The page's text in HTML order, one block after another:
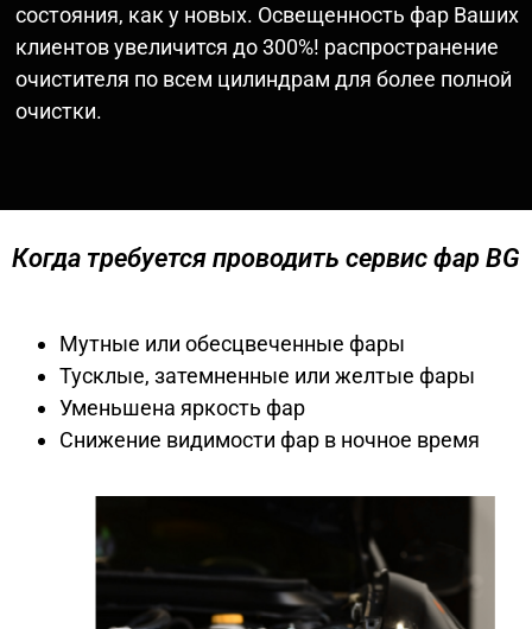
состояния, как у новых. Освещенность фар Ваших
клиентов увеличится до 300%! распространение
очистителя по всем цилиндрам для более полной
очистки.
Когда требуется проводить сервис фар BG
Мутные или обесцвеченные фары
Тусклые, затемненные или желтые фары
Уменьшена яркость фар
Снижение видимости фар в ночное время